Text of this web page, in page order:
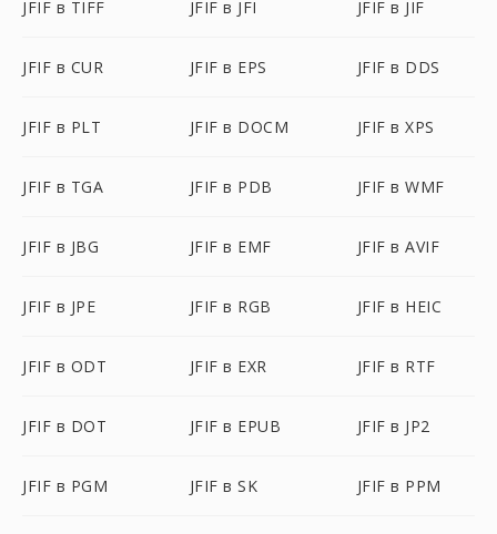
JFIF в TIFF JFIF в JFI JFIF в JIF
JFIF в CUR JFIF в EPS JFIF в DDS
JFIF в PLT JFIF в DOCM JFIF в XPS
JFIF в TGA JFIF в PDB JFIF в WMF
JFIF в JBG JFIF в EMF JFIF в AVIF
JFIF в JPE JFIF в RGB JFIF в HEIC
JFIF в ODT JFIF в EXR JFIF в RTF
JFIF в DOT JFIF в EPUB JFIF в JP2
JFIF в PGM JFIF в SK JFIF в PPM